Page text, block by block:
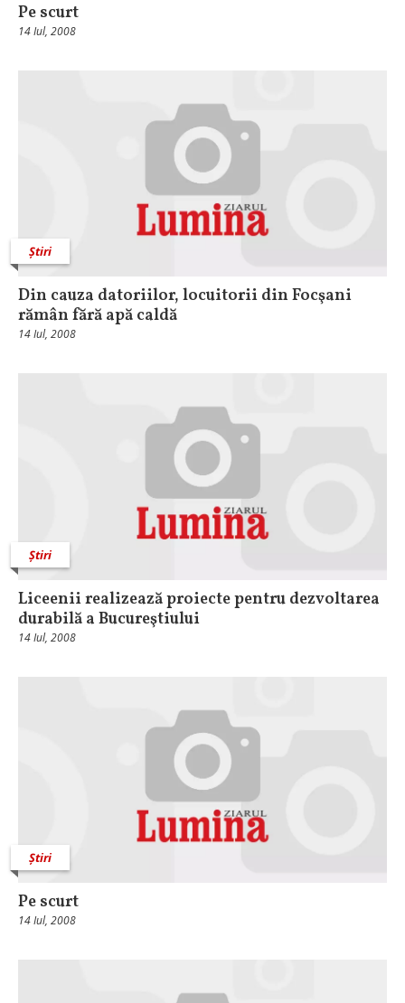
Pe scurt
14 Iul, 2008
Știri
Din cauza datoriilor, locuitorii din Focşani
rămân fără apă caldă
14 Iul, 2008
Știri
Liceenii realizează proiecte pentru dezvoltarea
durabilă a Bucureştiului
14 Iul, 2008
Știri
Pe scurt
14 Iul, 2008